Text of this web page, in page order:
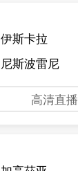
伊斯卡拉
尼斯波雷尼
高清直播